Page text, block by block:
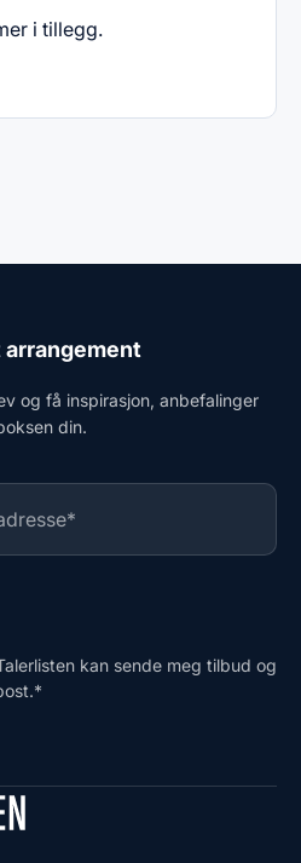
i tillegg.
og få inspirasjon, anbefalinger
din.
kan sende meg tilbud og
*